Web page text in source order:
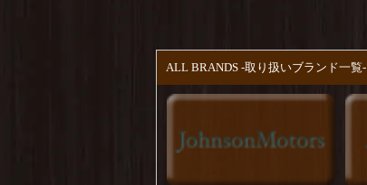
ALL BRANDS -取り扱いブランド一覧-